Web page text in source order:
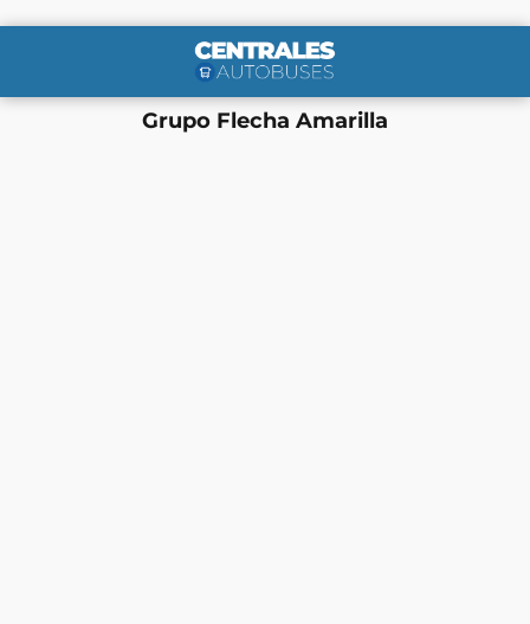
Grupo Flecha Amarilla